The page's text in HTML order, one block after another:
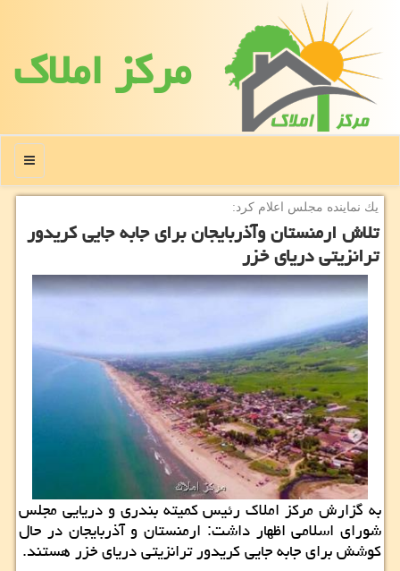
مركز املاك
منو
یك نماینده مجلس اعلام كرد:
تلاش ارمنستان وآذربایجان برای جابه جایی كریدور
ترانزیتی دریای خزر
به گزارش مركز املاك رئیس كمیته بندری و دریایی مجلس
شورای اسلامی اظهار داشت: ارمنستان و آذربایجان در حال
كوشش برای جابه جایی كریدور ترانزیتی دریای خزر هستند.